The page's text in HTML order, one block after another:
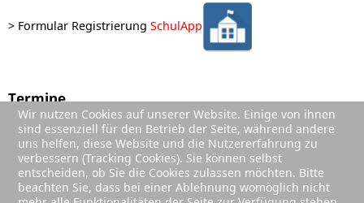
> Formular Registrierung SchulApp
Termine
01. Sep. 2026 ;
Sommerferien (Ende)
02. Sep. 2026 ;
1. Schultag Jg. 2-4
03. Sep. 2026;
Wir nutzen Cookies auf unserer Website. Einige von ihnen
sind essenziell für den Betrieb der Seite, während andere
uns helfen, diese Website und die Nutzererfahrung zu
verbessern (Tracking Cookies). Sie können selbst
entscheiden, ob Sie die Cookies zulassen möchten. Bitte
beachten Sie, dass bei einer Ablehnung womöglich nicht